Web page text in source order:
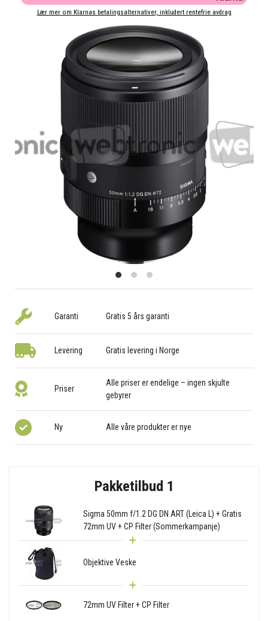
Lær mer om Klarnas betalingsalternativer, inkludert rentefrie avdrag
Garanti Gratis 5 års garanti
Levering Gratis levering i Norge
Priser
Alle priser er endelige – ingen skjulte
gebyrer
Ny Alle våre produkter er nye
Pakketilbud 1
Sigma 50mm f/1.2 DG DN ART (Leica L) + Gratis
72mm UV + CP Filter (Sommerkampanje)
Objektive Veske
72mm UV Filter + CP Filter